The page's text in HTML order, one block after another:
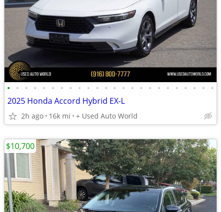
• • • • • • • • • • • • • • • • • • • • • • • •
2025 Honda Accord Hybrid EX-L
2h ago 16k mi + Used Auto World
$10,700